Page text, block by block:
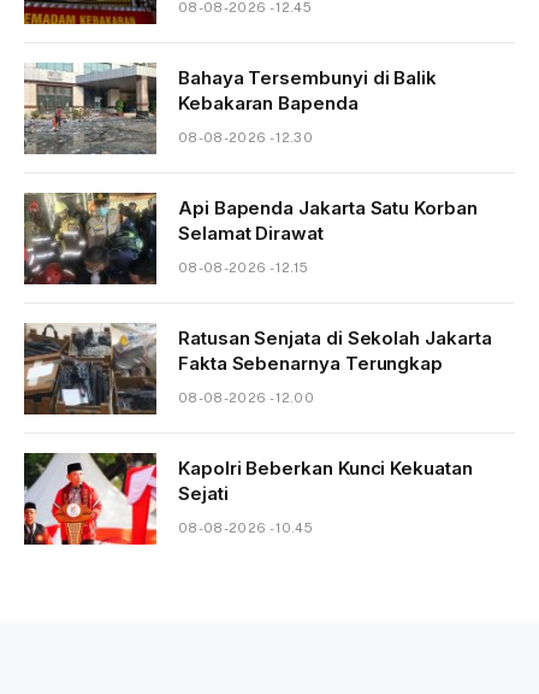
08-08-2026 - 12.45
Bahaya Tersembunyi di Balik
Kebakaran Bapenda
08-08-2026 - 12.30
Api Bapenda Jakarta Satu Korban
Selamat Dirawat
08-08-2026 - 12.15
Ratusan Senjata di Sekolah Jakarta
Fakta Sebenarnya Terungkap
08-08-2026 - 12.00
Kapolri Beberkan Kunci Kekuatan
Sejati
08-08-2026 - 10.45